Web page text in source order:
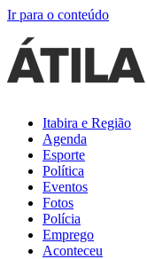
Ir para o conteúdo
Itabira e Região
Agenda
Esporte
Política
Eventos
Fotos
Polícia
Emprego
Aconteceu